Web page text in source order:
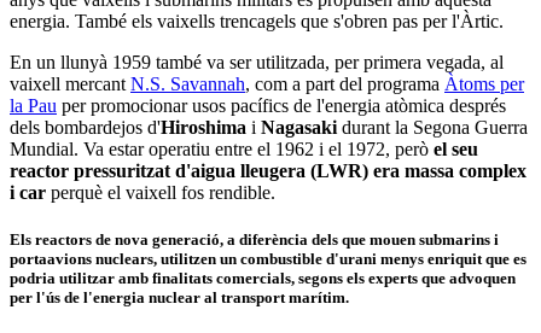
energia. També els vaixells trencagels que s'obren pas per l'Àrtic.
En un llunyà 1959 també va ser utilitzada, per primera vegada, al
vaixell mercant N.S. Savannah, com a part del programa Àtoms per
la Pau per promocionar usos pacífics de l'energia atòmica després
dels bombardejos d'Hiroshima i Nagasaki durant la Segona Guerra
Mundial. Va estar operatiu entre el 1962 i el 1972, però el seu
reactor pressuritzat d'aigua lleugera (LWR) era massa complex
i car perquè el vaixell fos rendible.
Els reactors de nova generació, a diferència dels que mouen submarins i
portaavions nuclears, utilitzen un combustible d'urani menys enriquit que es
podria utilitzar amb finalitats comercials, segons els experts que advoquen
per l'ús de l'energia nuclear al transport marítim.